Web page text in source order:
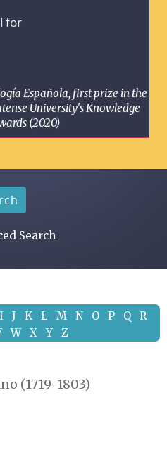
for
Española, first prize in the
University's Knowledge
(2020)
Search
I J K L M N O P Q
R
W X Y Z
(1719-1803)